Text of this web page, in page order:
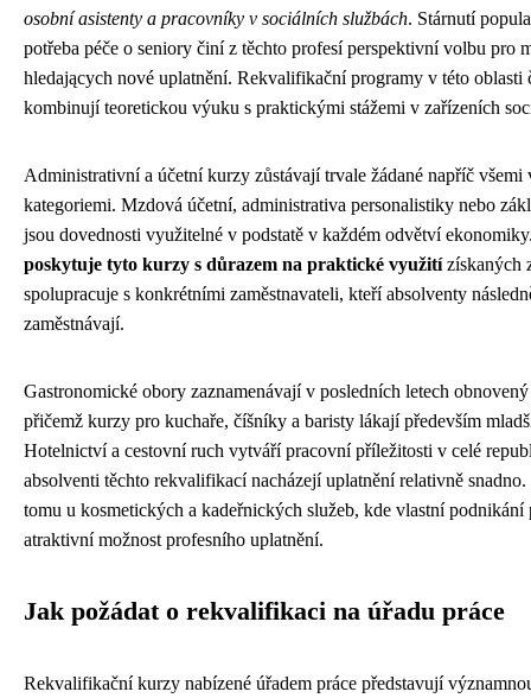
osobní asistenty a pracovníky v sociálních službách. Stárnutí
potřeba péče o seniory činí z těchto profesí perspektivní volbu pro
hledających nové uplatnění. Rekvalifikační programy v této oblasti
kombinují teoretickou výuku s praktickými stážemi v zařízeních
Administrativní a účetní kurzy zůstávají trvale žádané napříč všemi
kategoriemi. Mzdová účetní, administrativa personalistiky nebo
jsou dovednosti využitelné v podstatě v každém odvětví
poskytuje tyto kurzy s důrazem na praktické využitízískaných
spolupracuje s konkrétními zaměstnavateli, kteří absolventy
zaměstnávají.
Gastronomické obory zaznamenávají v posledních letech
přičemž kurzy pro kuchaře, číšníky a baristy lákají především
Hotelnictví a cestovní ruch vytváří pracovní příležitosti v celé
absolventi těchto rekvalifikací nacházejí uplatnění relativně snadno.
tomu u kosmetických a kadeřnických služeb, kde vlastní podnikání
atraktivní možnost profesního uplatnění.
Jak požádat o rekvalifikaci na úřadu práce
Rekvalifikační kurzy nabízené úřadem práce představují